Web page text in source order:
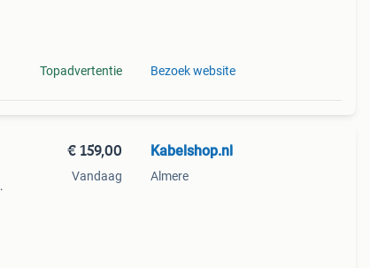
Topadvertentie Bezoek website
€ 159,00
Vandaag
Kabelshop.nl
Almere